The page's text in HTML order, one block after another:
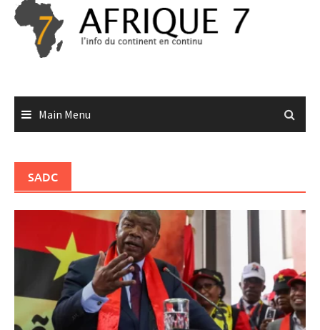
Skip
content
Main Menu
SADC